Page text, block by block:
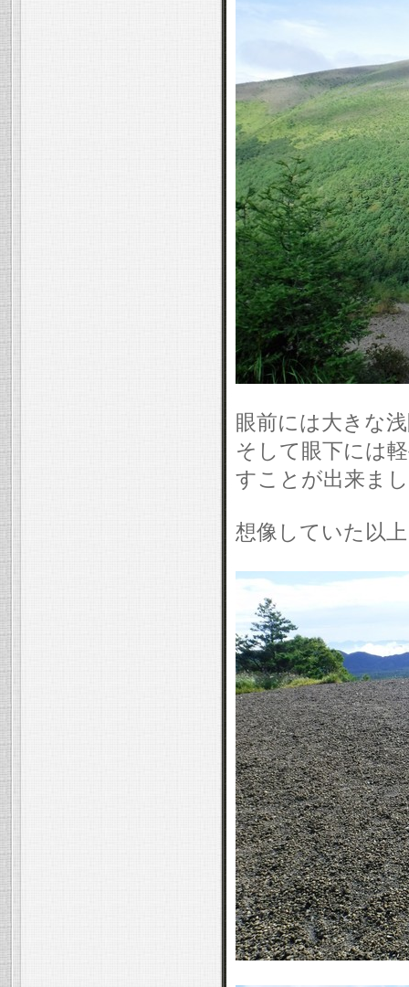
眼前には大きな
そして眼下には
すことが出来ま
想像していた以